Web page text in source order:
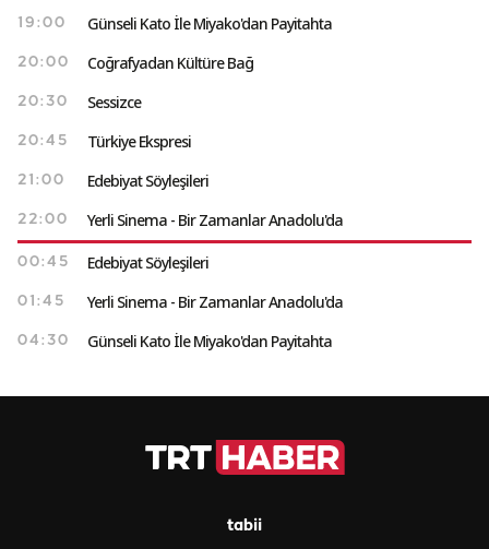
19:00 Günseli Kato İle Miyako'dan Payitahta
20:00 Coğrafyadan Kültüre Bağ
20:30 Sessizce
20:45 Türkiye Ekspresi
21:00 Edebiyat Söyleşileri
22:00 Yerli Sinema - Bir Zamanlar Anadolu'da
00:45 Edebiyat Söyleşileri
01:45 Yerli Sinema - Bir Zamanlar Anadolu'da
04:30 Günseli Kato İle Miyako'dan Payitahta
tabii